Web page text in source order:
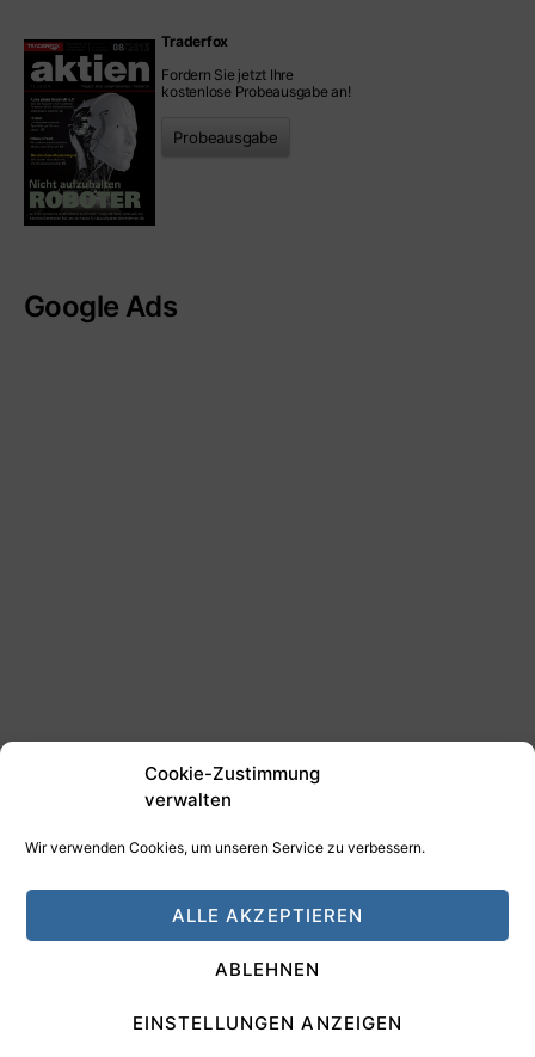
Cookie-Zustimmung
verwalten
Wir verwenden Cookies, um unseren Service zu verbessern.
ALLE AKZEPTIEREN
ABLEHNEN
EINSTELLUNGEN ANZEIGEN
Traderfox
Fordern Sie jetzt Ihre
kostenlose Probeausgabe an!
Probeausgabe
Google Ads
HAMANN DESIGN - Digitale Medien
Impressum Datenschutz